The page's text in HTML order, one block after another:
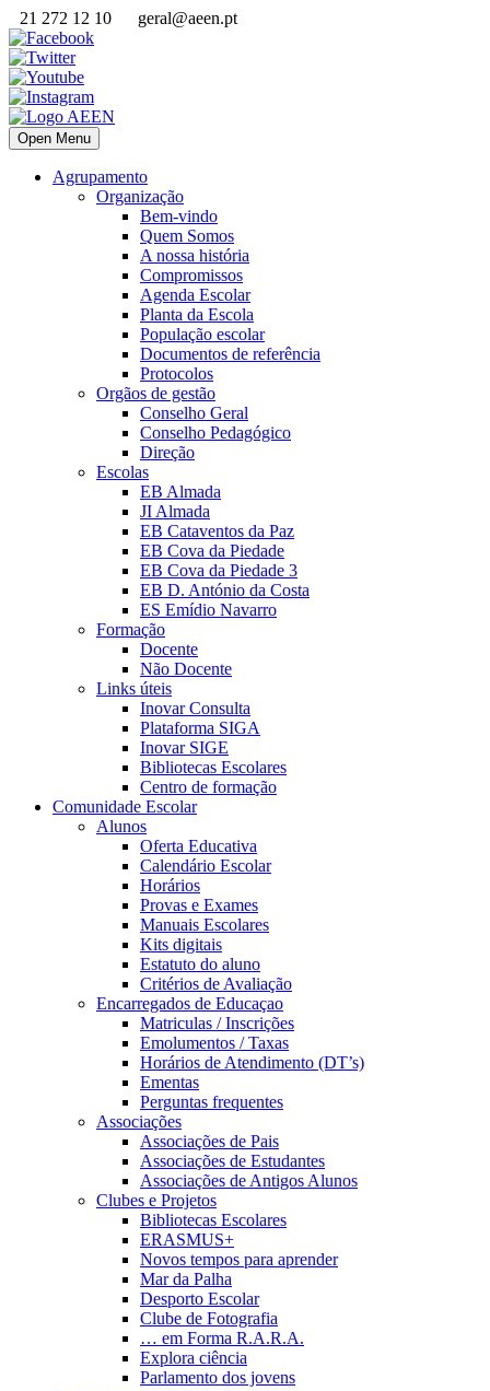
21 272 12 10 geral@aeen.pt
Open Menu
Agrupamento
Organização
Bem-vindo
Quem Somos
A nossa história
Compromissos
Agenda Escolar
Planta da Escola
População escolar
Documentos de referência
Protocolos
Orgãos de gestão
Conselho Geral
Conselho Pedagógico
Direção
Escolas
EB Almada
JI Almada
EB Cataventos da Paz
EB Cova da Piedade
EB Cova da Piedade 3
EB D. António da Costa
ES Emídio Navarro
Formação
Docente
Não Docente
Links úteis
Inovar Consulta
Plataforma SIGA
Inovar SIGE
Bibliotecas Escolares
Centro de formação
Comunidade Escolar
Alunos
Oferta Educativa
Calendário Escolar
Horários
Provas e Exames
Manuais Escolares
Kits digitais
Estatuto do aluno
Critérios de Avaliação
Encarregados de Educaçao
Matriculas / Inscrições
Emolumentos / Taxas
Horários de Atendimento (DT’s)
Ementas
Perguntas frequentes
Associações
Associações de Pais
Associações de Estudantes
Associações de Antigos Alunos
Clubes e Projetos
Bibliotecas Escolares
ERASMUS+
Novos tempos para aprender
Mar da Palha
Desporto Escolar
Clube de Fotografia
… em Forma R.A.R.A.
Explora ciência
Parlamento dos jovens